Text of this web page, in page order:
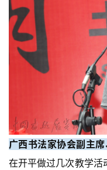
广西书法家协会副主
在开平做过几次教学活